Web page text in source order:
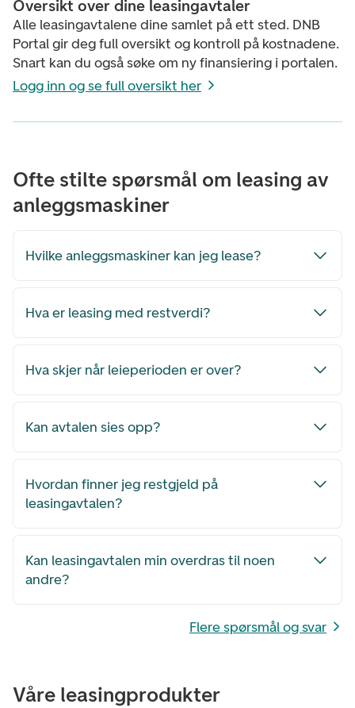
Oversikt over dine leasingavtaler
Alle leasingavtalene dine samlet på ett sted. DNB
Portal gir deg full oversikt og kontroll på kostnadene.
Snart kan du også søke om ny finansiering i portalen.
Logg inn og se full oversikt her
Ofte stilte spørsmål om leasing av
anleggsmaskiner
Hvilke anleggsmaskiner kan jeg lease?
Hva er leasing med restverdi?
Hva skjer når leieperioden er over?
Kan avtalen sies opp?
Hvordan finner jeg restgjeld på
leasingavtalen?
Kan leasingavtalen min overdras til noen
andre?
Flere spørsmål og svar
Våre leasingprodukter